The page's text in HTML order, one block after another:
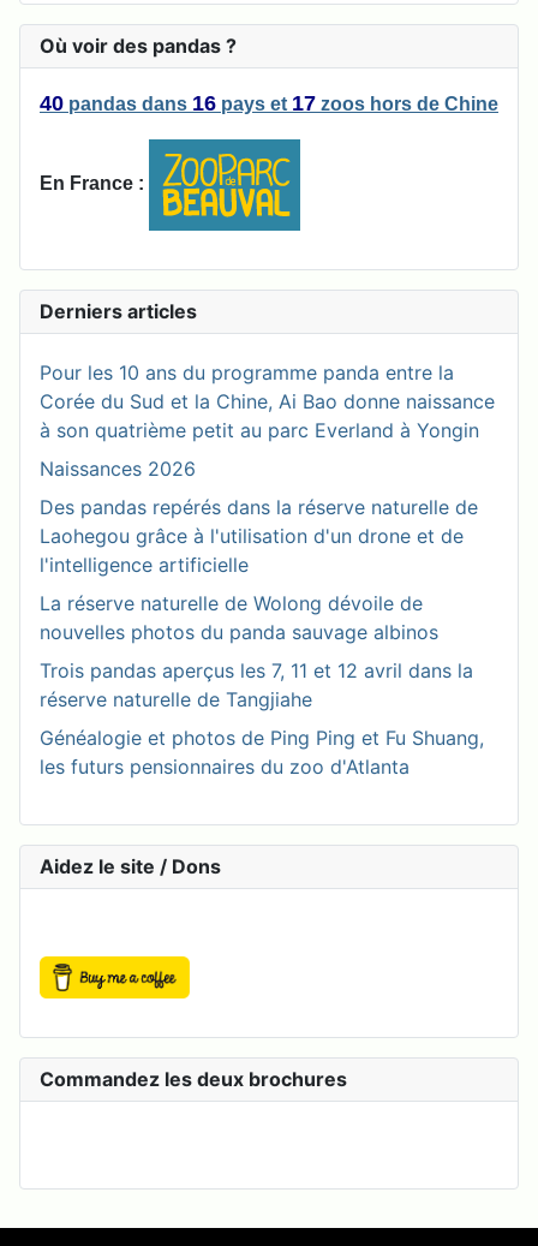
Où voir des pandas ?
40 pandas dans 16 pays et 17 zoos hors de Chine
En France :
Derniers articles
Pour les 10 ans du programme panda entre la
Corée du Sud et la Chine, Ai Bao donne naissance
à son quatrième petit au parc Everland à Yongin
Naissances 2026
Des pandas repérés dans la réserve naturelle de
Laohegou grâce à l'utilisation d'un drone et de
l'intelligence artificielle
La réserve naturelle de Wolong dévoile de
nouvelles photos du panda sauvage albinos
Trois pandas aperçus les 7, 11 et 12 avril dans la
réserve naturelle de Tangjiahe
Généalogie et photos de Ping Ping et Fu Shuang,
les futurs pensionnaires du zoo d'Atlanta
Aidez le site / Dons
Commandez les deux brochures